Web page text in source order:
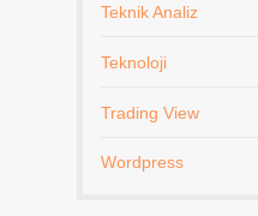
Teknik Analiz
Teknoloji
Trading View
Wordpress